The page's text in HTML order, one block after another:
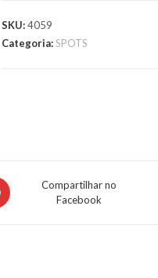
SKU:4059
Categoria:SPOTS
Compartilhar no
Facebook